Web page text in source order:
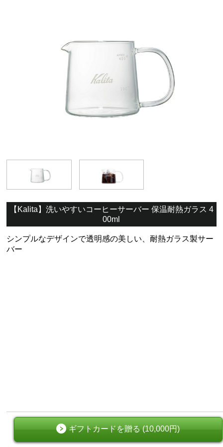
【Kalita】洗いやすいコーヒーサーバー 保温耐熱ガラス 4
00ml
シンプルなデザインで透明感の美しい、耐熱ガラス製サー
バー
ギフトカードを贈る (10,000円)